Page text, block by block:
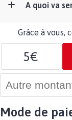
A quoi va
Grâce à vous,
5€
Mode de